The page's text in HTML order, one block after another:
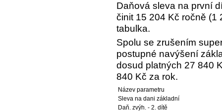
Daňová sleva na první
činit 15 204 Kč ročně
tabulka.
Spolu se zrušením
postupné navýšení
dosud platných 27 840
840 Kč za rok.
Název parametru
Sleva na dani základní
Daň. zvýh. - 2. dítě